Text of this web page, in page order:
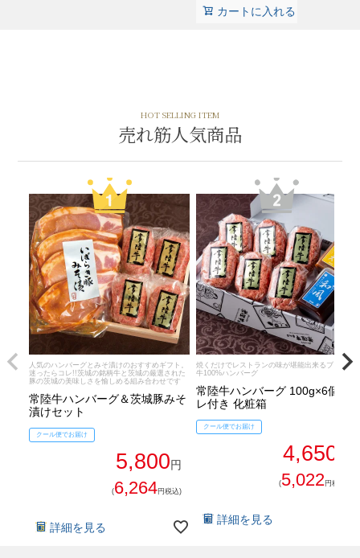
カートに入れる
HOT SELLING ITEM
売れ筋人気商品
人気のハンバーグとみそ漬けのおすすめギフト。
迷ったらコレ!!茨城の銘柄牛と茨城の厳選された
豚の茨城の美味しさを愉しめる組み合わせです
常陸牛ハンバーグ＆茨城豚みそ
漬けセット
クール便でお届け
5,800円
(6,264円税込)
詳細を見る
焼くだけでレストランの味が堪能出来るブランド
牛100%ハンバーグ
常陸牛ハンバーグ 100g×6個 タ
レ付き 化粧箱
クール便でお届け
4,650
(5,022円税込)
詳細を見る